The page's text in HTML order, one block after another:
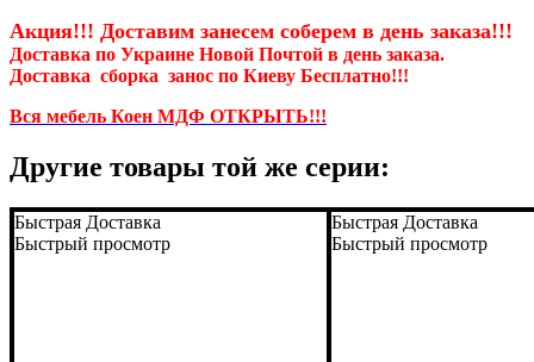
Акция!!! Доставим занесем соберем в день заказа!!!
Доставка по Украине Новой Почтой в день заказа.
Доставка сборка занос по Киеву Бесплатно!!!
Вся мебель Коен МДФ ОТКРЫТЬ!!!
Другие товары той же серии:
Быстрая Доставка
Быстрый просмотр
Быстрая Доставка
Быстрый просмотр